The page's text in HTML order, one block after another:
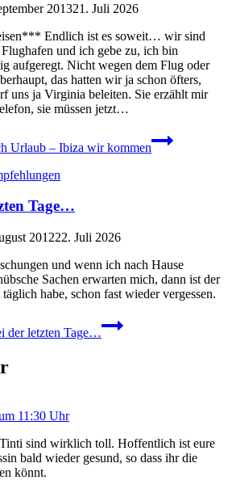
201321. Juli 2026
Endlich ist es soweit… wir sind
und ich gebe zu, ich bin
aufgeregt. Nicht wegen dem Flug oder
das hatten wir ja schon öfters,
uns ja Virginia beleiten. Sie erzählt mir
sie müssen jetzt…
Urlaub – Ibiza wir kommen
Tage…
201222. Juli 2026
und wenn ich nach Hause
Sachen erwarten mich, dann ist der
täglich habe, schon fast wieder vergessen.
der letzten Tage…
11:30 Uhr
sind wirklich toll. Hoffentlich ist eure
bald wieder gesund, so dass ihr die
könnt.